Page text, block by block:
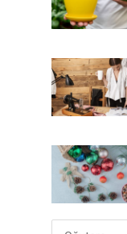
Caută